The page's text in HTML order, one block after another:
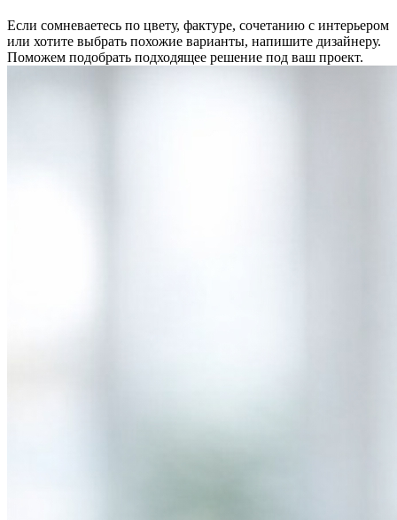
Если сомневаетесь по цвету, фактуре, сочетанию с интерьером
или хотите выбрать похожие варианты, напишите дизайнеру.
Поможем подобрать подходящее решение под ваш проект.